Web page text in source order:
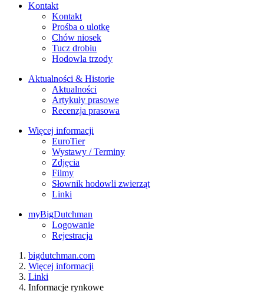
Kontakt
Kontakt
Prośba o ulotkę
Chów niosek
Tucz drobiu
Hodowla trzody
Aktualności & Historie
Aktualności
Artykuły prasowe
Recenzja prasowa
Więcej informacji
EuroTier
Wystawy / Terminy
Zdjęcia
Filmy
Słownik hodowli zwierząt
Linki
myBigDutchman
Logowanie
Rejestracja
bigdutchman.com
Więcej informacji
Linki
Informacje rynkowe